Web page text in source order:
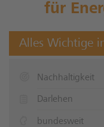
für
Alles Wichtige
Nachhaltigkeit
Darlehen
bundesweit